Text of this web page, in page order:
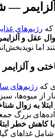
که رژیم‌های
عقل و آلزایمر
اما
که رژیم‌های
میوه‌ها،
به زوال
بزرگ
با کاهش خطر
شامل غذاهای